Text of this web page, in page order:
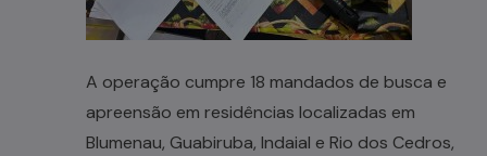
A operação cumpre 18 mandados de busca e
apreensão em residências localizadas em
Blumenau, Guabiruba, Indaial e Rio dos Cedros,